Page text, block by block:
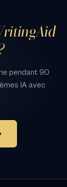
pendant 90
IA avec